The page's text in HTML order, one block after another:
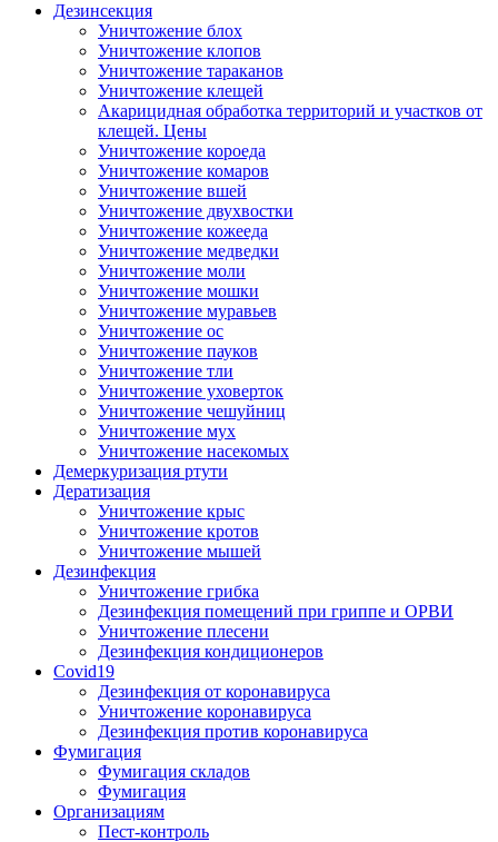
Дезинсекция
Уничтожение блох
Уничтожение клопов
Уничтожение тараканов
Уничтожение клещей
Акарицидная обработка территорий и участков от
клещей. Цены
Уничтожение короеда
Уничтожение комаров
Уничтожение вшей
Уничтожение двухвостки
Уничтожение кожееда
Уничтожение медведки
Уничтожение моли
Уничтожение мошки
Уничтожение муравьев
Уничтожение ос
Уничтожение пауков
Уничтожение тли
Уничтожение уховерток
Уничтожение чешуйниц
Уничтожение мух
Уничтожение насекомых
Демеркуризация ртути
Дератизация
Уничтожение крыс
Уничтожение кротов
Уничтожение мышей
Дезинфекция
Уничтожение грибка
Дезинфекция помещений при гриппе и ОРВИ
Уничтожение плесени
Дезинфекция кондиционеров
Covid19
Дезинфекция от коронавируса
Уничтожение коронавируса
Дезинфекция против коронавируса
Фумигация
Фумигация складов
Фумигация
Организациям
Пест-контроль